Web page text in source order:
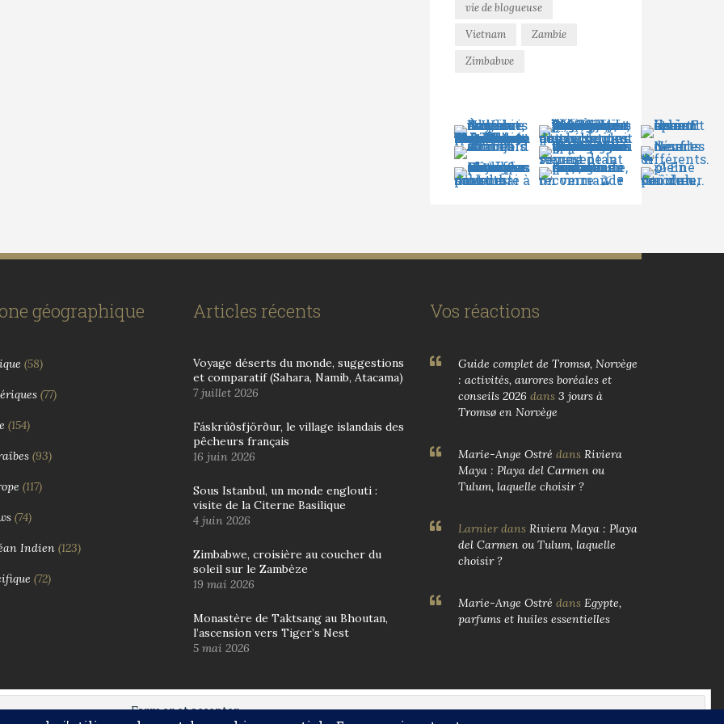
vie de blogueuse
Vietnam
Zambie
Zimbabwe
géographique
(58)
(77)
(154)
(93)
(117)
(74)
Indien(123)
(72)
Articles récents
Voyage déserts du monde, suggestions
et comparatif (Sahara, Namib, Atacama)
7 juillet 2026
Fáskrúðsfjörður, le village islandais des
pêcheurs français
16 juin 2026
Sous Istanbul, un monde englouti :
visite de la Citerne Basilique
4 juin 2026
Zimbabwe, croisière au coucher du
soleil sur le Zambèze
19 mai 2026
Monastère de Taktsang au Bhoutan,
l’ascension vers Tiger’s Nest
5 mai 2026
Vos réactions
Guide complet de Tromsø, Norvège
: activités, aurores boréales et
conseils 2026 dans 3 jours à
Tromsø en Norvège
Marie-Ange Ostré dans Riviera
Maya : Playa del Carmen ou
Tulum, laquelle choisir ?
Larnierdans Riviera Maya : Playa
del Carmen ou Tulum, laquelle
choisir ?
Marie-Ange Ostré dans Egypte,
parfums et huiles essentielles